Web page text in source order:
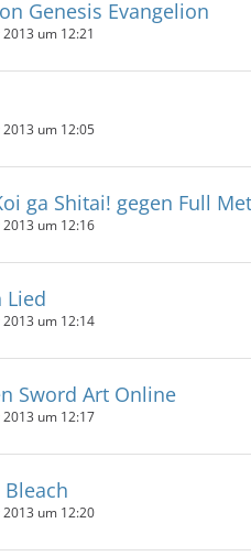
Genesis Evangelion
um 12:21
um 12:05
ga Shitai! gegen Full
um 12:16
Lied
um 12:14
Sword Art Online
um 12:17
um 12:20